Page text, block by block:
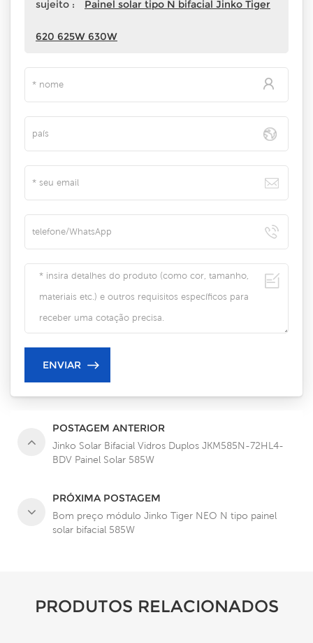
sujeito : Painel solar tipo N bifacial Jinko Tiger
620 625W 630W
POSTAGEM ANTERIOR
Jinko Solar Bifacial Vidros Duplos JKM585N-72HL4-
BDV Painel Solar 585W
PRÓXIMA POSTAGEM
Bom preço módulo Jinko Tiger NEO N tipo painel
solar bifacial 585W
PRODUTOS RELACIONADOS